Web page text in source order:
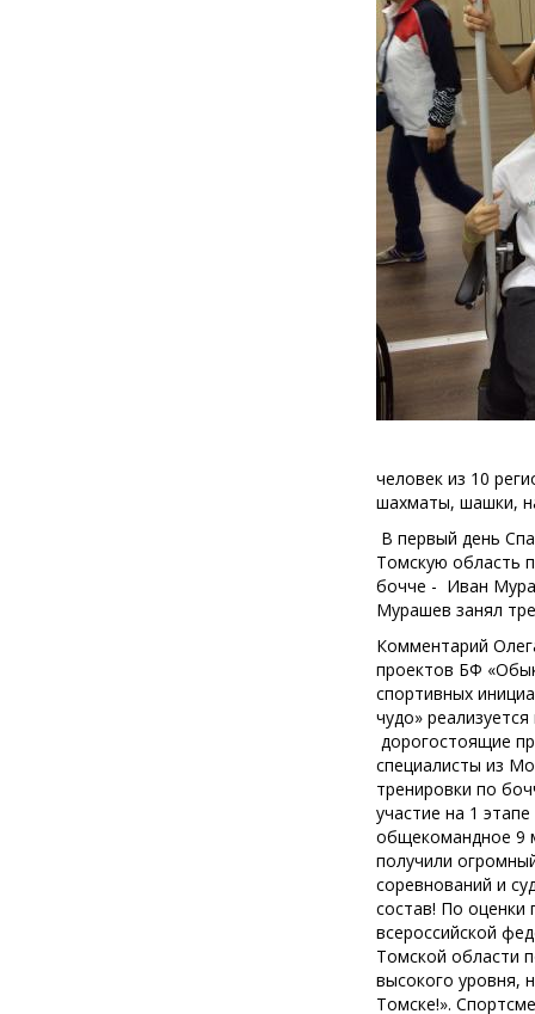
человек из 10
шахматы, шашки,
В первый день
Томскую область
бочче - Иван
Мурашев занял
Комментарий
проектов БФ
спортивных
чудо»
дорогостоящие
специалисты из
тренировки по
участие на 1
общекомандное 9
получили
соревнований и
состав! По оценки
всероссийской
Томской области
высокого уровня,
Томске!».